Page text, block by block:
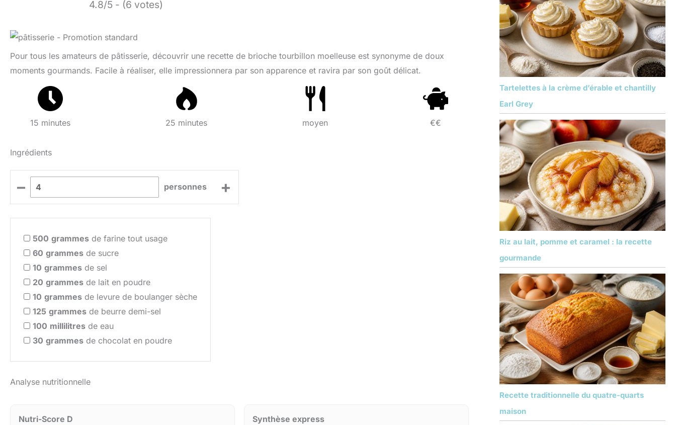
4.8/5 - (6 votes)
Pour tous les amateurs de pâtisserie, découvrir une recette de brioche tourbillon moelleuse est synonyme de doux
moments gourmands. Facile à réaliser, elle impressionnera par son apparence et ravira par son goût délicat.
15 minutes 25 minutes moyen €€
Ingrédients
– personnes +
500 grammes de farine tout usage
60 grammes de sucre
10 grammes de sel
20 grammes de lait en poudre
10 grammes de levure de boulanger sèche
125 grammes de beurre demi-sel
100 millilitres de eau
30 grammes de chocolat en poudre
Analyse nutritionnelle
Nutri-Score D Synthèse express
Tartelettes à la crème d’érable et chantilly
Earl Grey
Riz au lait, pomme et caramel : la recette
gourmande
Recette traditionnelle du quatre-quarts
maison